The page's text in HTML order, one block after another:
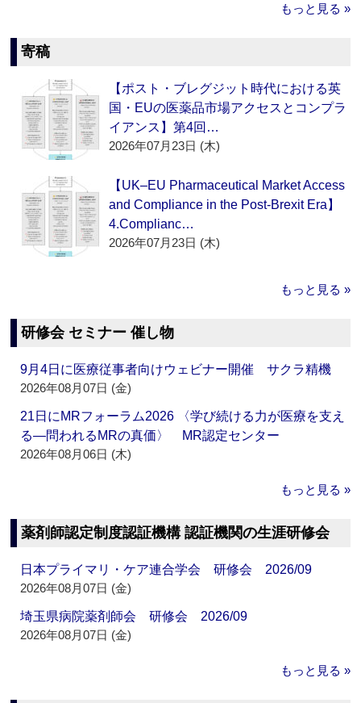
もっと見る »
寄稿
【ポスト・ブレグジット時代における英
国・EUの医薬品市場アクセスとコンプラ
イアンス】第4回…
2026年07月23日 (木)
【UK–EU Pharmaceutical Market Access
and Compliance in the Post-Brexit Era】
4.Complianc…
2026年07月23日 (木)
もっと見る »
研修会 セミナー 催し物
9月4日に医療従事者向けウェビナー開催 サクラ精機
2026年08月07日 (金)
21日にMRフォーラム2026 〈学び続ける力が医療を支え
る―問われるMRの真価〉 MR認定センター
2026年08月06日 (木)
もっと見る »
薬剤師認定制度認証機構 認証機関の生涯研修会
日本プライマリ・ケア連合学会 研修会 2026/09
2026年08月07日 (金)
埼玉県病院薬剤師会 研修会 2026/09
2026年08月07日 (金)
もっと見る »